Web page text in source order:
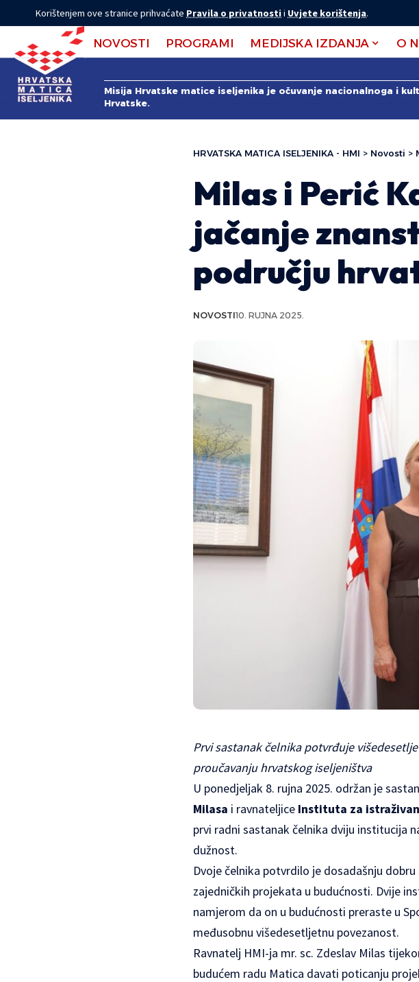
Korištenjem ove stranice prihvaćate Pravila o privatnostii Uvjete korištenja.
NOVOSTI PROGRAMI MEDIJSKA IZDANJA O
Misija Hrvatske matice iseljenika je očuvanje nacionalnoga i
Hrvatske.
HRVATSKA MATICA ISELJENIKA - HMI > Novosti >
Milas i Perić
jačanje
području
NOVOSTI10. RUJNA 2025.
Prvi sastanak čelnika potvrđuje
proučavanju hrvatskog iseljeništva
U ponedjeljak 8. rujna 2025. održan je
Milasa i ravnateljice Instituta za
prvi radni sastanak čelnika dviju institucija
dužnost.
Dvoje čelnika potvrdilo je dosadašnju
zajedničkih projekata u budućnosti. Dvije
namjerom da on u budućnosti preraste u
međusobnu višedesetljetnu povezanost.
Ravnatelj HMI-ja mr. sc. Zdeslav Milas
budućem radu Matica davati poticanju